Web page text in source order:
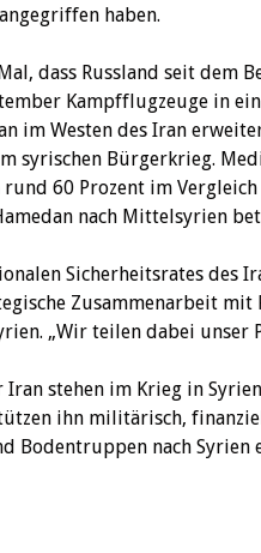
haben.
dass Russland seit dem
Kampfflugzeuge in
im Westen des Iran
syrischen Bürgerkrieg.
60 Prozent im Vergleich
nach Mittelsyrien
Sicherheitsrates des
Zusammenarbeit mit
„Wir teilen dabei unser
Iran stehen im Krieg in
ihn militärisch,
Bodentruppen nach Syrien